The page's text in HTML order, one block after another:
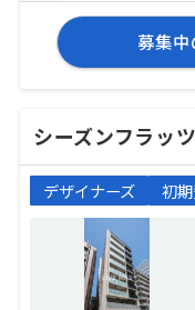
募集中
シーズンフラッ
デザイナーズ 初